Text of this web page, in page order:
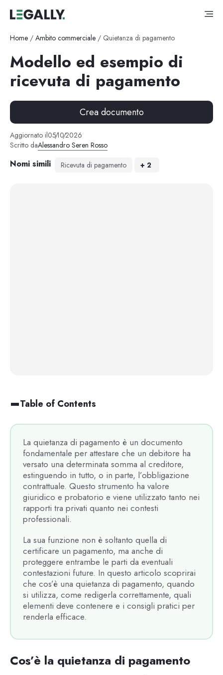
Home / Ambito commerciale / Quietanza di pagamento
Modello ed esempio di
ricevuta di pagamento
Crea documento
Aggiornato il05/10/2026
Scritto daAlessandro Seren Rosso
Nomi simili Ricevuta di pagamento + 2
La quietanza di pagamento è un documento
fondamentale per attestare che un debitore ha
versato una determinata somma al creditore,
estinguendo in tutto, o in parte, l’obbligazione
contrattuale. Questo strumento ha valore
giuridico e probatorio e viene utilizzato tanto nei
rapporti tra privati quanto nei contesti
professionali.
La sua funzione non è soltanto quella di
certificare un pagamento, ma anche di
proteggere entrambe le parti da eventuali
contestazioni future. In questo articolo scoprirai
che cos’è una quietanza di pagamento, quando
si utilizza, come redigerla correttamente, quali
elementi deve contenere e i consigli pratici per
renderla efficace.
Table of Contents
Cos’è la quietanza di pagamento